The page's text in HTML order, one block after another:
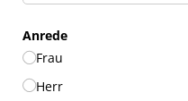
Anrede
Frau
Herr